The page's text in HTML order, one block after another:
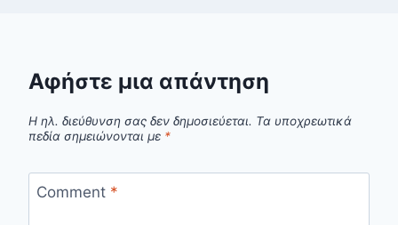
Αφήστε μια απάντηση
Η ηλ. διεύθυνση σας δεν δημοσιεύεται. Τα υποχρεωτικά
πεδία σημειώνονται με *
Comment *